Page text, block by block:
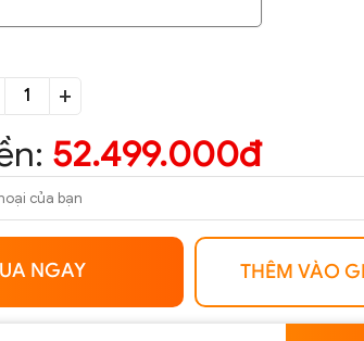
+
52.499.000đ
NGAY THÊM VÀO